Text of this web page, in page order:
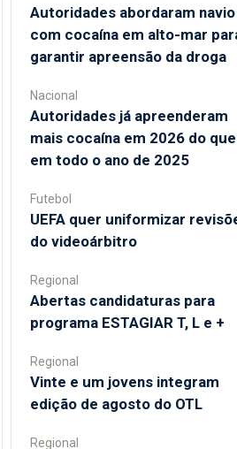
Autoridades abordaram navio
com cocaína em alto-mar
garantir apreensão da droga
Nacional
Autoridades já apreenderam
mais cocaína em 2026 do que
em todo o ano de 2025
Futebol
UEFA quer uniformizar
do videoárbitro
Regional
Abertas candidaturas para
programa ESTAGIAR T, L e +
Regional
Vinte e um jovens integram
edição de agosto do OTL
Regional